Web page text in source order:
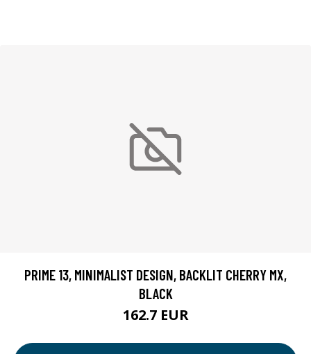
PRIME 13, MINIMALIST DESIGN, BACKLIT CHERRY MX,
BLACK
162.7 EUR